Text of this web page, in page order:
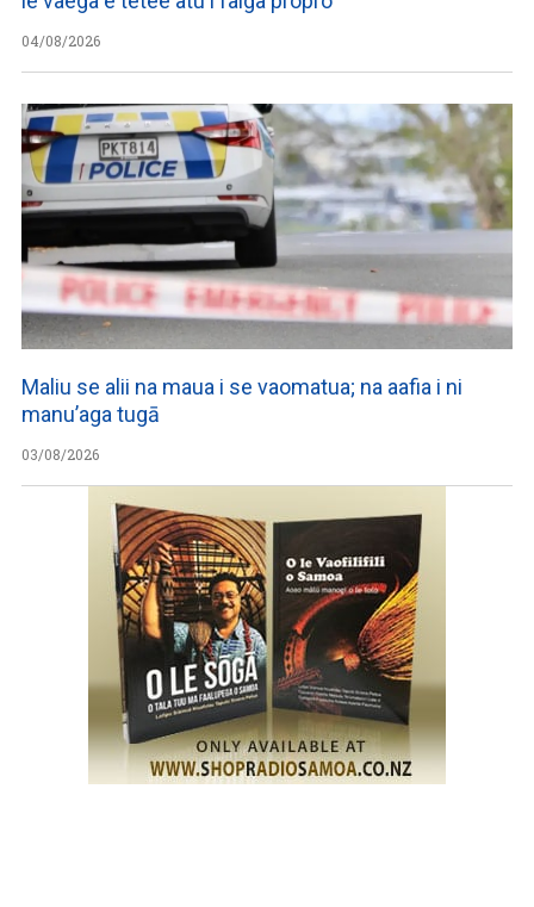
04/08/2026
Maliu se alii na maua i se vaomatua; na aafia i ni
manu’aga tugā
03/08/2026